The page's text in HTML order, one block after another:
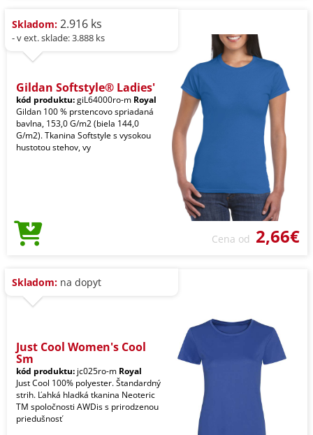
Skladom: 2.916 ks
- v ext. sklade: 3.888 ks
Gildan Softstyle® Ladies'
kód produktu:giL64000ro-m Royal
Gildan 100 % prstencovo spriadaná
bavlna, 153,0 G/m2 (biela 144,0
G/m2). Tkanina Softstyle s vysokou
hustotou stehov, vy
Cena od 2,66€
Skladom: na dopyt
Just Cool Women's Cool
Sm
kód produktu: jc025ro-m Royal
Just Cool 100% polyester. Štandardný
strih. Ľahká hladká tkanina Neoteric
TM spoločnosti AWDis s prirodzenou
priedušnosť